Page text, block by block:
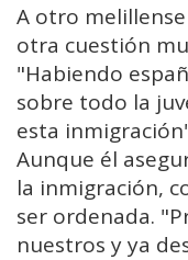
A otro
otra cuestión
"Habiendo
sobre todo la
esta
Aunque él
la inmigración,
ser ordenada.
nuestros y ya